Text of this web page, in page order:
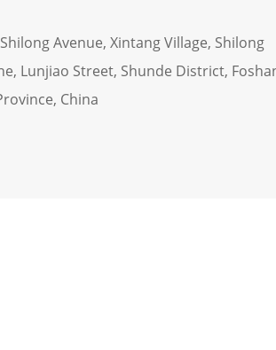
Avenue, Xintang Village, Shilong
Lunjiao Street, Shunde District,
China